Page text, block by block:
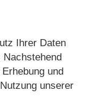
Ihrer Daten
Nachstehend
und
unserer